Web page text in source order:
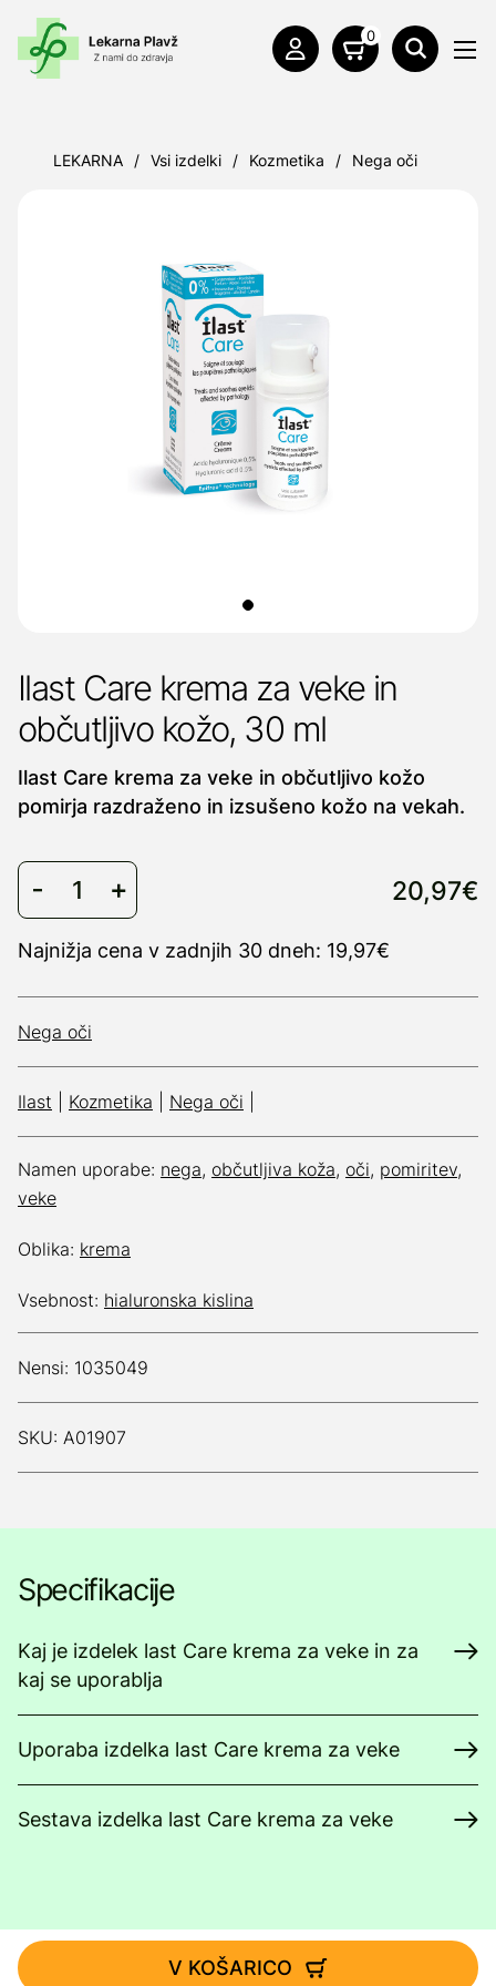
0
LEKARNA / Vsi izdelki / Kozmetika / Nega oči
Ilast Care krema za veke in
občutljivo kožo, 30 ml
Ilast Care krema za veke in občutljivo kožo
pomirja razdraženo in izsušeno kožo na vekah.
20,97€
Najnižja cena v zadnjih 30 dneh: 19,97€
Nega oči
Ilast Kozmetika Nega oči
Namen uporabe: nega, občutljiva koža, oči, pomiritev,
veke
Oblika: krema
Vsebnost: hialuronska kislina
Nensi: 1035049
SKU: A01907
Specifikacije
Kaj je izdelek last Care krema za veke in za
kaj se uporablja
Uporaba izdelka last Care krema za veke
Sestava izdelka last Care krema za veke
V KOŠARICO